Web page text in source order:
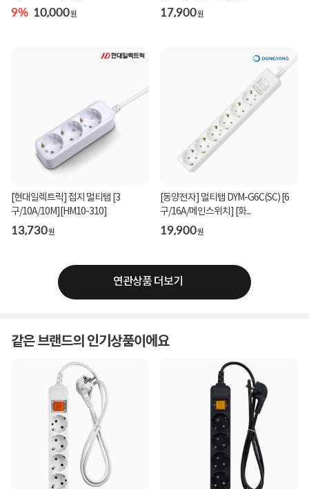
9% 10,000원 17,900원
[현대일렉트릭] 접지 멀티탭 [3
구/10A/10M][HM10-310]
13,730원
[동양전자] 멀티탭 DYM-G6C(SC) [6
구/16A/메인스위치] [화...
19,900원
연관상품 더보기
같은 브랜드의 인기상품이에요